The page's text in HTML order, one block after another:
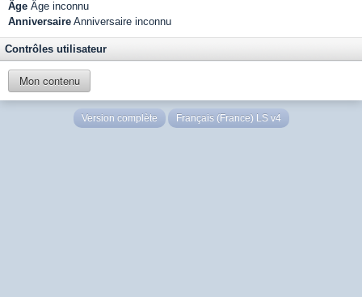
Âge Âge inconnu
Anniversaire Anniversaire inconnu
Contrôles utilisateur
Mon contenu
Version complète Français (France) LS v4